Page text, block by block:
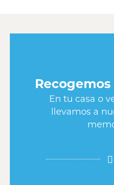
En tu casa o
llevamos a